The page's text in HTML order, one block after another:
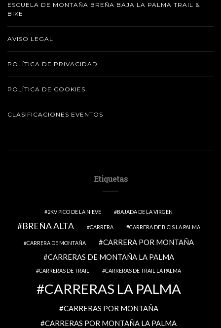
ESCUELA DE MONTAÑA BREÑA BAJA LA PALMA TRAIL &
BIKE
AVISO LEGAL
POLÍTICA DE PRIVACIDAD
POLÍTICA DE COOKIES
CLASIFICACIONES EVENTOS
Etiquetas
2KV PICO DE LA NIEVE BAJADA DE LA VIRGEN
BREÑA ALTA CARRERA CARRERA DE BICIS LA PALMA
CARRERA DE MONTAÑA
CARRERA POR MONTAÑA
CARRERAS DE MONTAÑA LA PALMA
CARRERAS DE TRAIL CARRERAS DE TRAIL LA PALMA
CARRERAS LA PALMA
CARRERAS POR MONTAÑA
CARRERAS POR MONTAÑA LA PALMA